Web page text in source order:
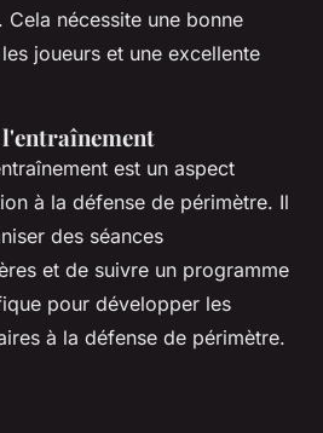
nécessite une bonne
joueurs et une excellente
est un aspect
à la défense de périmètre. Il
des séances
et de suivre un programme
pour développer les
à la défense de périmètre.